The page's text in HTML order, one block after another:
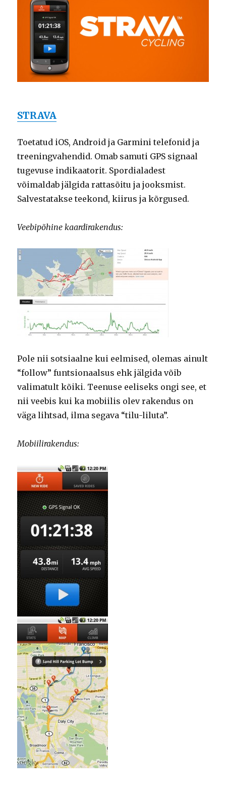
STRAVA
Toetatud iOS, Android ja Garmini telefonid ja
treeningvahendid. Omab samuti GPS signaal
tugevuse indikaatorit. Spordialadest
võimaldab jälgida rattasõitu ja jooksmist.
Salvestatakse teekond, kiirus ja kõrgused.
Veebipõhine kaardirakendus:
Pole nii sotsiaalne kui eelmised, olemas ainult
“follow” funtsionaalsus ehk jälgida võib
valimatult kõiki. Teenuse eeliseks ongi see, et
nii veebis kui ka mobiilis olev rakendus on
väga lihtsad, ilma segava “tilu-liluta”.
Mobiilirakendus: